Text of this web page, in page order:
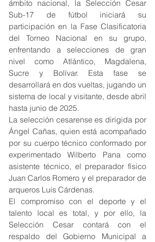
ámbito nacional, la Selección Cesar
Sub-17 de fútbol iniciará su
participación en la Fase Clasificatoria
del Torneo Nacional en su grupo,
enfrentando a selecciones de gran
nivel como Atlántico, Magdalena,
Sucre y Bolívar. Esta fase se
desarrollará en dos vueltas, jugando un
sistema de local y visitante, desde abril
hasta junio de 2025.
La selección cesarense es dirigida por
Ángel Cañas, quien está acompañado
por su cuerpo técnico conformado por
experimentado Wilberto Pana como
asistente técnico, el preparador físico
Juan Carlos Romero y el preparador de
arqueros Luis Cárdenas.
El compromiso con el deporte y el
talento local es total, y por ello, la
Selección Cesar contará con el
respaldo del Gobierno Municipal a